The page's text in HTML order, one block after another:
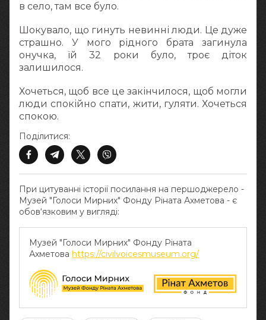
в село, там все було.
Шокувало, що гинуть невинні люди. Це дуже
страшно. У мого рідного брата загинула
онучка, їй 32 роки було, троє діток
залишилося.
Хочеться, щоб все це закінчилося, щоб могли
люди спокійно спати, жити, гуляти. Хочеться
спокою.
При цитуванні історії посилання на першоджерело -
Музей "Голоси Мирних" Фонду Ріната Ахметова - є
обов‘язковим у вигляді:
Музей "Голоси Мирних" Фонду Ріната
Ахметова https://civilvoicesmuseum.org/
Поділитися: